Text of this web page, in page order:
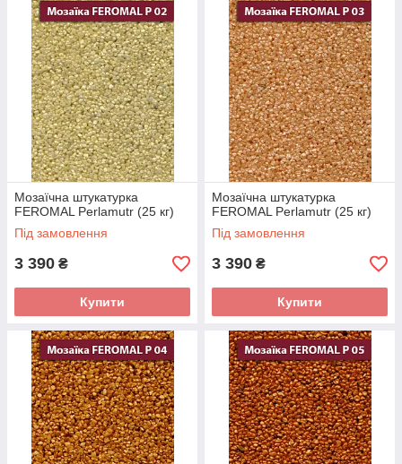
Мозаїчна штукатурка
FEROMAL Perlamutr (25 кг)
Під замовлення
3 390 ₴
Купити
Мозаїчна штукатурка
FEROMAL Perlamutr (25 кг)
Під замовлення
3 390 ₴
Купити